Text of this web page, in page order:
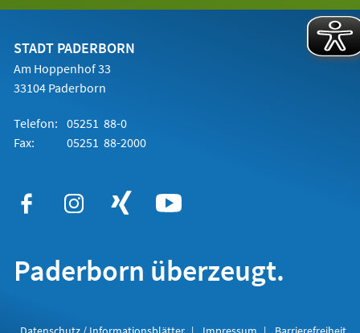
einem
STADT PADERBORN
Am Hoppenhof 33
33104 Paderborn
Telefon: 05251 88-0
Fax:
05251 88-2000
Paderborn überzeugt.